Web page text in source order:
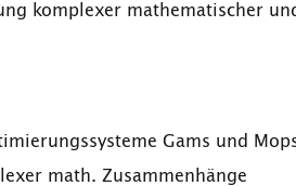
komplexer mathematischer
Gams und
math. Zusammenhänge